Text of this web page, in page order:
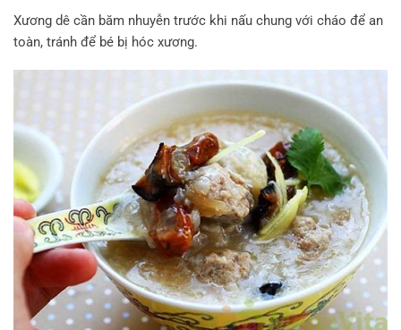
Xương dê cần băm nhuyễn trước khi nấu chung với cháo để an
toàn, tránh để bé bị hóc xương.